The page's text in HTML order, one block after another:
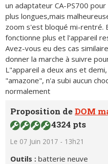
un adaptateur CA-PS700
plus longues,mais
zoom s'est bloqué mi-rentré.
fonctionne plus et l'appareil
Avez-vous eu des cas
donner la marche à suivre
L"appareil a deux ans et
"amazone", n'a subi aucun
normalement
Proposition deDOM
4324 pts
Le 07 Juin 2017 - 13h21
Outils :batterie neuve